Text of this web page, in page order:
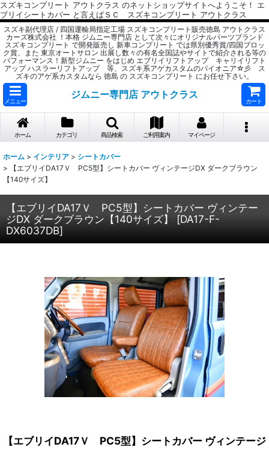
スズキコンプリート アウトクラス のネットショップサイトへようこそ！ エ
ブリイシートカバー と言えばＳＣ スズキコンプリート アウトクラス
スズキ副代理店 / 四国運輸局指定工場 スズキコンプリート販売徳島 アウトクラス
カーズ株式会社 ！本格 ジムニー専門店 として次々にオリジナルパーツブランド
スズキコンプリート で開発販売し 新車コンプリート では県別優秀賞/四国ブロッ
ク賞、また 東京オートサロン 出展し数々の有名全国誌やサイトで紹介される等の
パフォーマンス！新型ジムニー をはじめ エブリイリフトアップ キャリイリフト
アップ ハスラーリフトアップ 等、スズキ系アゲカスタムのパイオニア☆彡 ス
ズキのアゲ系カスタムなら 徳島 の スズキコンプリート にお任せ下さい。
メニュー
ジムニー専門店 アウトクラス
カート
ホーム カテゴリ 商品検索 ご利用案内 マイページ
ホーム > インテリア > シートカバー
>
【エブリイDA17Ｖ PC5型】シートカバー ヴィンテージDX ダークブラウン
【140サイズ】
【エブリイDA17Ｖ PC5型】シートカバー ヴィンテー
ジDX ダークブラウン【140サイズ】
[DA17-F-
DX6037DB]
【エブリイDA17Ｖ PC5型】シートカバー ヴィンテージ